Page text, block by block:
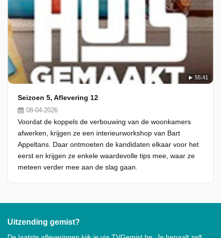
55:41
Seizoen 5, Aflevering 12
08-04-2026
Voordat de koppels de verbouwing van de woonkamers
afwerken, krijgen ze een interieurworkshop van Bart
Appeltans. Daar ontmoeten de kandidaten elkaar voor het
eerst en krijgen ze enkele waardevolle tips mee, waar ze
meteen verder mee aan de slag gaan.
Uitzending gemist?